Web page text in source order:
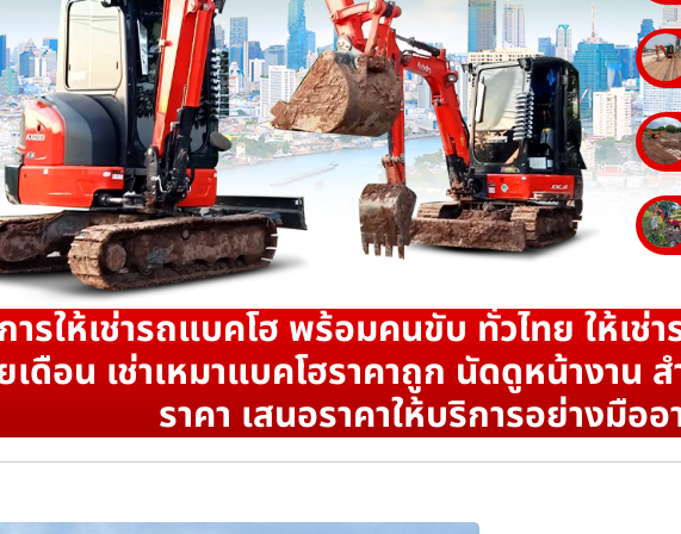
ารให้เช่ารถแบคโฮ พร้อมคนขับ ทั่วไทย ให้เช่
เดือน เช่าเหมาแบคโฮราคาถูก นัดดูหน้างาน
ราคา เสนอราคาให้บริการอย่างมือ